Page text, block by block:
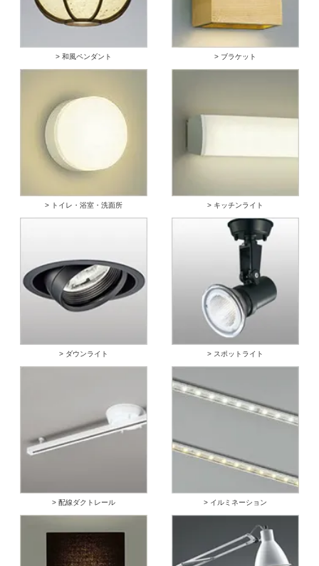
> 和風ペンダント > ブラケット
> トイレ・浴室・洗面所 > キッチンライト
> ダウンライト > スポットライト
> 配線ダクトレール > イルミネーション